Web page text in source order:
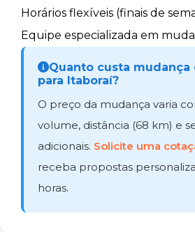
Horários flexíveis (finais de
Equipe especializada em
Quanto custa mudança
para Itaboraí?
O preço da mudança varia
volume, distância (68 km) e
adicionais. Solicite uma
receba propostas
horas.